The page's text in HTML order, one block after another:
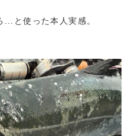
と使った本人実感。